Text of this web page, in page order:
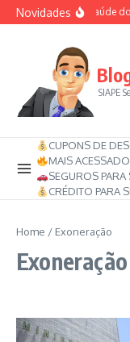
Ir para o conteúdo
NovidadesAuxílio-saúde
SIAPE
CUPONS DE
MAIS
SEGUROS
CRÉDITO PARA
Home / Exoneração
Exoneração